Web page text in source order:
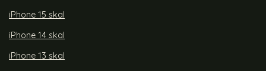
iPhone 15 skal
iPhone 14 skal
iPhone 13 skal